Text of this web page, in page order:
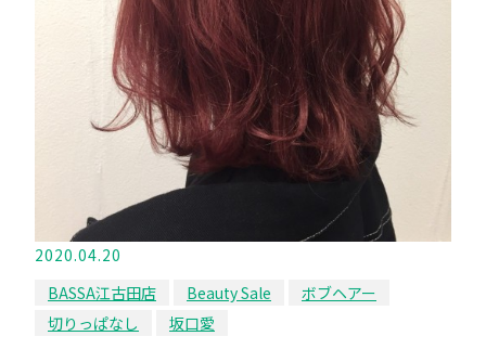
2020.04.20
BASSA江古田店
Beauty Sale
ボブヘアー
切りっぱなし
坂口愛